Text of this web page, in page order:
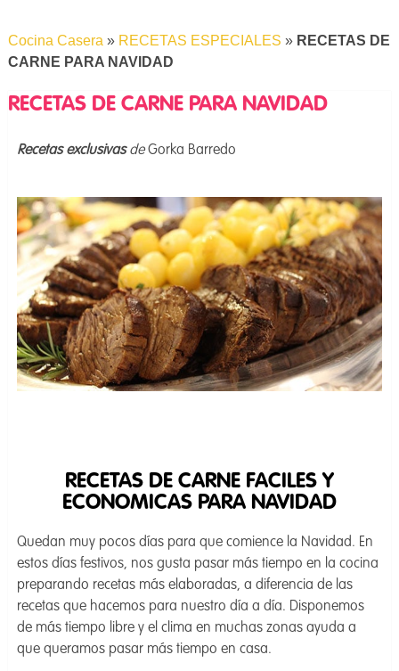
Cocina Casera» RECETAS ESPECIALES » RECETAS DE
CARNE PARA NAVIDAD
RECETAS DE CARNE PARA NAVIDAD
Recetas exclusivasdeGorka Barredo
RECETAS DE CARNE FACILES Y
ECONOMICAS PARA NAVIDAD
Quedan muy pocos días para que comience la Navidad. En
estos días festivos, nos gusta pasar más tiempo en la cocina
preparando recetas más elaboradas, a diferencia de las
recetas que hacemos para nuestro día a día. Disponemos
de más tiempo libre y el clima en muchas zonas ayuda a
que queramos pasar más tiempo en casa.